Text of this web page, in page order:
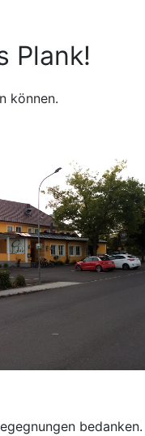
Plank!
können.
bedanken.